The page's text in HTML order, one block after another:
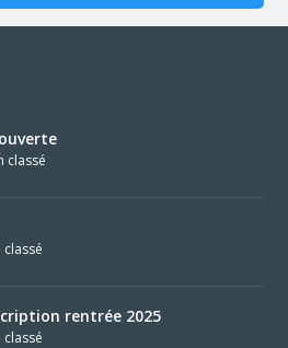
classé
classé
rentrée 2025
classé